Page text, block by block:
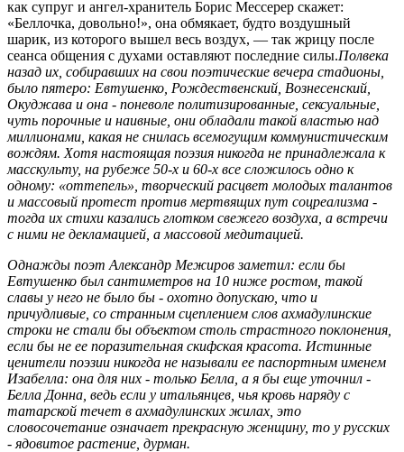
как супруг и ангел-хранитель Борис Мессерер скажет:
«Беллочка, довольно!», она обмякает, будто воздушный
шарик, из которого вышел весь воздух, — так жрицу после
сеанса общения с духами оставляют последние силы.Полвека
назад их, собиравших на свои поэтические вечера стадионы,
было пятеро: Евтушенко, Рождественский, Вознесенский,
Окуджава и она - поневоле политизированные, сексуальные,
чуть порочные и наивные, они обладали такой властью над
миллионами, какая не снилась всемогущим коммунистическим
вождям. Хотя настоящая поэзия никогда не принадлежала к
масскульту, на рубеже 50-х и 60-х все сложилось одно к
одному: «оттепель», творческий расцвет молодых талантов
и массовый протест против мертвящих пут соцреализма -
тогда их стихи казались глотком свежего воздуха, а встречи
с ними не декламацией, а массовой медитацией.
Однажды поэт Александр Межиров заметил: если бы
Евтушенко был сантиметров на 10 ниже ростом, такой
славы у него не было бы - охотно допускаю, что и
причудливые, со странным сцеплением слов ахмадулинские
строки не стали бы объектом столь страстного поклонения,
если бы не ее поразительная скифская красота. Истинные
ценители поэзии никогда не называли ее паспортным именем
Изабелла: она для них - только Белла, а я бы еще уточнил -
Белла Донна, ведь если у итальянцев, чья кровь наряду с
татарской течет в ахмадулинских жилах, это
словосочетание означает прекрасную женщину, то у русских
- ядовитое растение, дурман.